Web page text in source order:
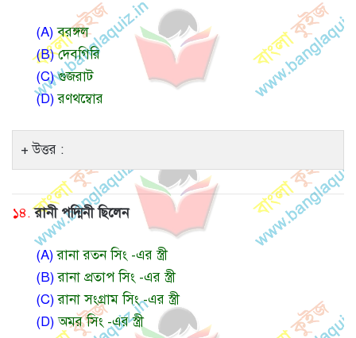
(A)বরঙ্গল
(B)দেবগিরি
(C)গুজরাট
(D)রণথম্বোর
উত্তর :
১৪. রানী পদ্মিনী ছিলেন
(A)রানা রতন সিং -এর স্ত্রী
(B)রানা প্রতাপ সিং -এর স্ত্রী
(C)রানা সংগ্রাম সিং -এর স্ত্রী
(D)অমর সিং -এর স্ত্রী